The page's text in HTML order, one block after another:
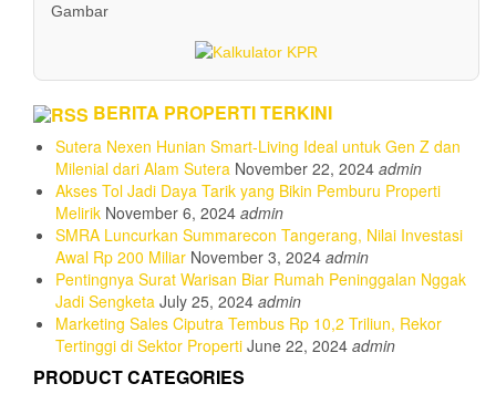
Gambar
BERITA PROPERTI TERKINI
Sutera Nexen Hunian Smart-Living Ideal untuk Gen Z dan
Milenial dari Alam Sutera November 22, 2024 admin
Akses Tol Jadi Daya Tarik yang Bikin Pemburu Properti
Melirik November 6, 2024 admin
SMRA Luncurkan Summarecon Tangerang, Nilai Investasi
Awal Rp 200 Miliar November 3, 2024 admin
Pentingnya Surat Warisan Biar Rumah Peninggalan Nggak
Jadi Sengketa July 25, 2024 admin
Marketing Sales Ciputra Tembus Rp 10,2 Triliun, Rekor
Tertinggi di Sektor Properti June 22, 2024 admin
PRODUCT CATEGORIES